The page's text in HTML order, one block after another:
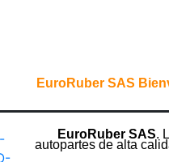
EuroRuber SAS
EuroRuber SAS.
autopartes de alta